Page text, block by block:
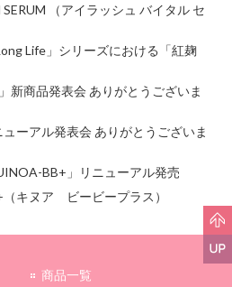
（アイラッシュ バイタル セ
Life」シリーズにおける「紅麹
新商品発表会 ありがとうございま
ーアル発表会 ありがとうございま
BB+」リニューアル発売
キヌア ビービープラス）
商品一覧